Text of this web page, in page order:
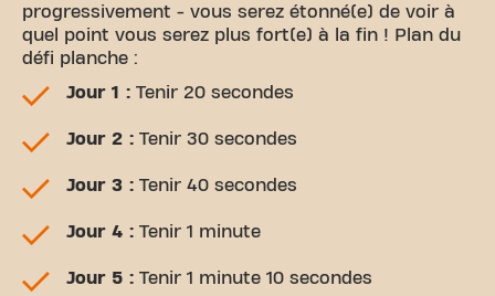
progressivement - vous serez étonné(e) de voir à
quel point vous serez plus fort(e) à la fin ! Plan du
défi planche :
Jour 1 : Tenir 20 secondes
Jour 2 : Tenir 30 secondes
Jour 3 : Tenir 40 secondes
Jour 4 : Tenir 1 minute
Jour 5 : Tenir 1 minute 10 secondes